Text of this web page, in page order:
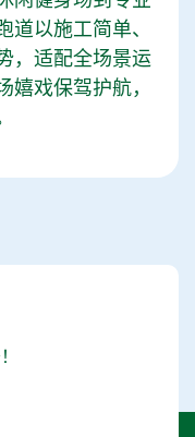
道以施工简单、
，适配全场景运
嬉戏保驾护航，